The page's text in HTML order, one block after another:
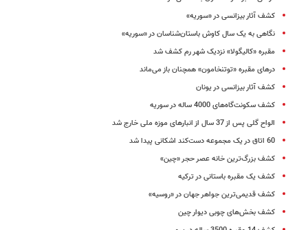
کشف آثار بیزانسی در «سوریه»
نگاهی به یک سال کاوش باستان‌شناسان در «سوریه»
مقبره «کالیگولا» نزدیک شهر رم کشف شد
درهای مقبره «توتنخامون» همچنان باز می‌ماند
کشف آثار بیزانسی در یونان
کشف سکونت‌گاه‌های 4000 ساله در سوریه
الواح گلی پس از 37 سال از انبارهای موزه ملی خارج شد
60 اتاق در یک مجموعه‌ دست‌کند اشکانی پیدا شد
کشف بزرگ‌ترین خانه عصر حجر «چین»
کشف یک مقبره‌ باستانی در ترکیه
کشف قدیمی‌ترین جواهر جهان در «روسیه»
کشف بخش‌های چوبی دیوار چین